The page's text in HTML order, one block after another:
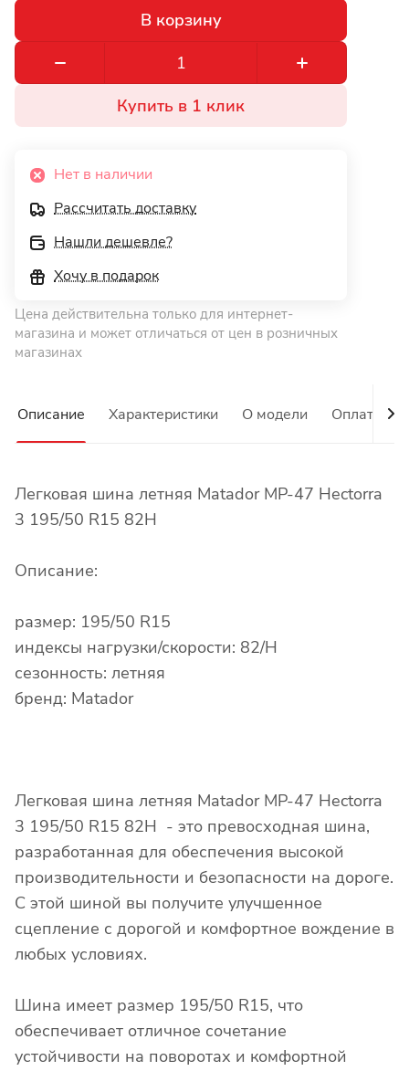
В корзину
Купить в 1 клик
Нет в наличии
Рассчитать доставку
Нашли дешевле?
Хочу в подарок
Цена действительна только для интернет-
магазина и может отличаться от цен в розничных
магазинах
Описание Характеристики О модели Оплата
Легковая шина летняя Matador MP-47 Hectorra
3 195/50 R15 82H
Описание:
размер: 195/50 R15
индексы нагрузки/скорости: 82/H
сезонность: летняя
бренд: Matador
Легковая шина летняя Matador MP-47 Hectorra
3 195/50 R15 82H - это превосходная шина,
разработанная для обеспечения высокой
производительности и безопасности на дороге.
С этой шиной вы получите улучшенное
сцепление с дорогой и комфортное вождение в
любых условиях.
Шина имеет размер 195/50 R15, что
обеспечивает отличное сочетание
устойчивости на поворотах и комфортной